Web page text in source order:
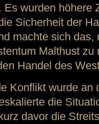
Es wurden höhere
Sicherheit der
machte sich
Malthust
Handel des
Konflikt wurde an
die
davor die